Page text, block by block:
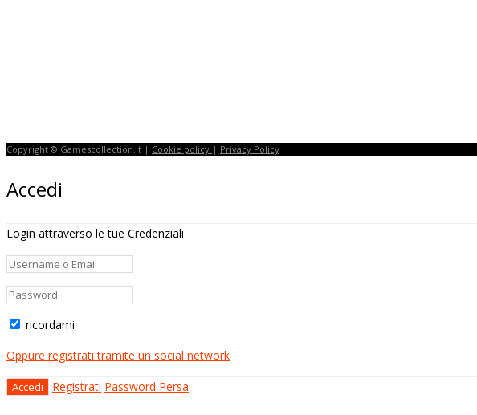
Copyright © Gamescollection.it | Cookie policy | Privacy Policy
Accedi
Login attraverso le tue Credenziali
ricordami
Oppure registrati tramite un social network
Registrati Password Persa